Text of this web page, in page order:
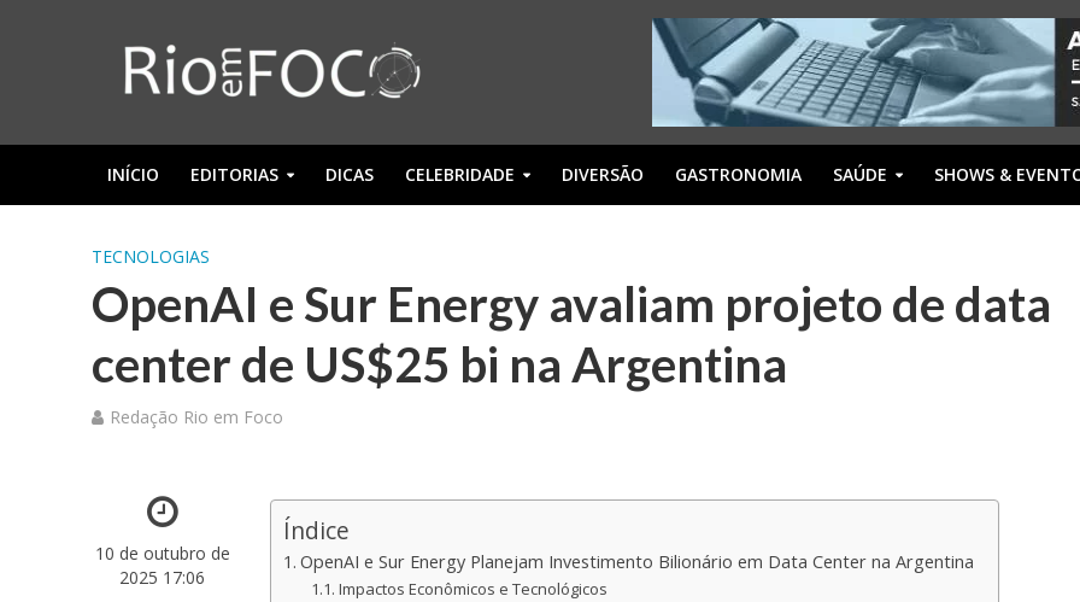
INÍCIO EDITORIAS DICAS CELEBRIDADE DIVERSÃO GASTRONOMIA SAÚDE SHOWS &
TECNOLOGIAS
OpenAI e Sur Energy avaliam projeto de data
center de US$25 bi na Argentina
Redação Rio em Foco
10 de outubro de
2025 17:06
Índice
OpenAI e Sur Energy Planejam Investimento Bilionário em Data Center na Argentina
Impactos Econômicos e Tecnológicos